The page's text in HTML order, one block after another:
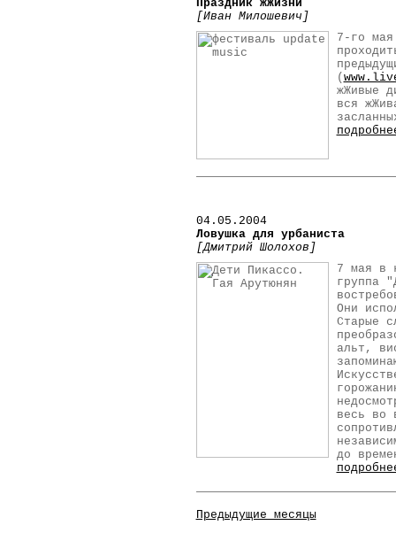
Праздник жЖизни
[Иван Милошевич]
7-го
(
жЖивые
вся
04.05.2004
Ловушка для урбаниста
[Дмитрий Шолохов]
7 мая в
группа
Они
Старые
альт,
весь во
до
Предыдущие месяцы